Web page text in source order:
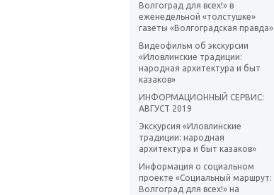
Волгоград для всех!» в
еженедельной «толстушке»
газеты «Волгоградская правда»
Видеофильм об экскурсии
«Иловлинские традиции:
народная архитектура и быт
казаков»
ИНФОРМАЦИОННЫЙ СЕРВИС:
АВГУСТ 2019
Экскурсия «Иловлинские
традиции: народная
архитектура и быт казаков»
Информация о социальном
проекте «Социальный маршрут:
Волгоград для всех!» на